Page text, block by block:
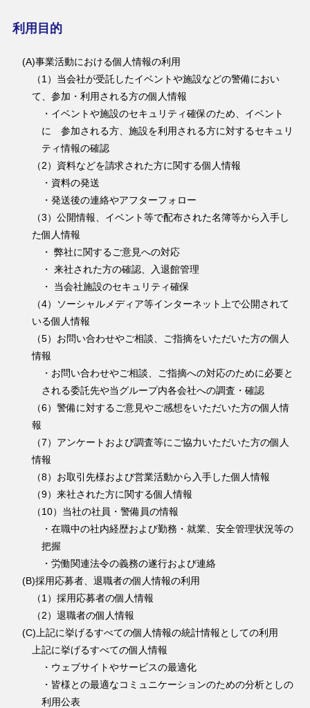
利用目的
(A)事業活動における個人情報の利用
（1）当会社が受託したイベントや施設などの警備におい
て、参加・利用される方の個人情報
・イベントや施設のセキュリティ確保のため、イベント
に 参加される方、施設を利用される方に対するセキュリ
ティ情報の確認
（2）資料などを請求された方に関する個人情報
・資料の発送
・発送後の連絡やアフターフォロー
（3）公開情報、イベント等で配布された名簿等から入手し
た個人情報
・ 弊社に関するご意見への対応
・ 来社された方の確認、入退館管理
・ 当会社施設のセキュリティ確保
（4）ソーシャルメディア等インターネット上で公開されて
いる個人情報
（5）お問い合わせやご相談、ご指摘をいただいた方の個人
情報
・お問い合わせやご相談、ご指摘への対応のために必要と
される委託先や当グループ内各会社への調査・確認
（6）警備に対するご意見やご感想をいただいた方の個人情
報
（7）アンケートおよび調査等にご協力いただいた方の個人
情報
（8）お取引先様および営業活動から入手した個人情報
（9）来社された方に関する個人情報
（10）当社の社員・警備員の情報
・在職中の社内経歴および勤務・就業、安全管理状況等の
把握
・労働関連法令の義務の遂行および連絡
(B)採用応募者、退職者の個人情報の利用
（1）採用応募者の個人情報
（2）退職者の個人情報
(C)上記に挙げるすべての個人情報の統計情報としての利用
上記に挙げるすべての個人情報
・ウェブサイトやサービスの最適化
・皆様との最適なコミュニケーションのための分析としの
利用公表